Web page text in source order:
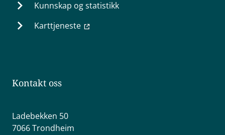
Kunnskap og statistikk
Karttjeneste
Kontakt oss
Ladebekken 50
7066 Trondheim